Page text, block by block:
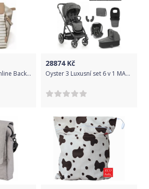
SKIP HOP Taška Highline Backpack- Oyster Stripe
28874Kč
Oyster 3 Luxusní set 6 v 1 MANHATTAN (CITY GREY rám) kočár + hl.korba + autosedačka + adaptéry + fusak + taška